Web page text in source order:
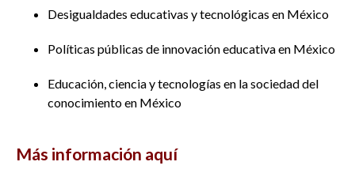
Desigualdades educativas y tecnológicas en México
Políticas públicas de innovación educativa en México
Educación, ciencia y tecnologías en la sociedad del
conocimiento en México
Más información aquí